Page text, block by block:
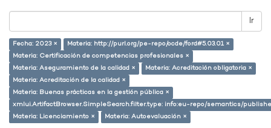
Ir
Fecha: 2023 ×
Materia: http://purl.org/pe-repo/ocde/ford#5.03.01 ×
Materia: Certificación de competencias profesionales ×
Materia: Aseguramiento de la calidad ×
Materia: Acreditación obligatoria ×
Materia: Acreditación de la calidad ×
Materia: Buenas prácticas en la gestión pública ×
xmlui.ArtifactBrowser.SimpleSearch.filter.type: info:eu-repo/semantics/
Materia: Licenciamiento ×
Materia: Autoevaluación ×